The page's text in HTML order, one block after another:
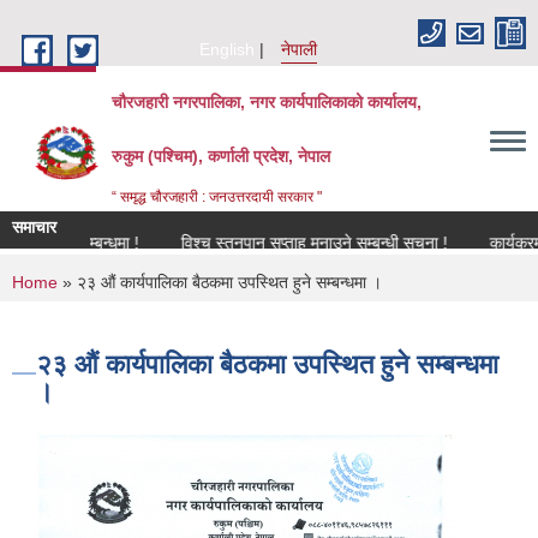
English
नेपाली
चौरजहारी नगरपालिका, नगर कार्यपालिकाको कार्यालय,
रुकुम (पश्चिम), कर्णाली प्रदेश, नेपाल
“ समृद्ध चौरजहारी : जनउत्तरदायी सरकार "
समाचार
सम्बन्धमा !
विश्च स्तनपान सप्ताह मनाउने सम्बन्धी सूचना ! कार्यक्रममा
You are here
Home » २३ औं कार्यपालिका बैठकमा उपस्थित हुने सम्बन्धमा ।
२३ औं कार्यपालिका बैठकमा उपस्थित हुने सम्बन्धमा
।